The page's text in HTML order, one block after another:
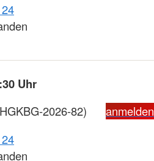
Uhr
2026-82)
anmelden